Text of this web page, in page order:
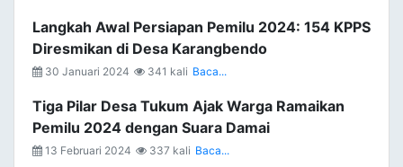
Langkah Awal Persiapan Pemilu 2024: 154 KPPS
Diresmikan di Desa Karangbendo
30 Januari 2024 341 kali Baca...
Tiga Pilar Desa Tukum Ajak Warga Ramaikan
Pemilu 2024 dengan Suara Damai
13 Februari 2024 337 kali Baca...